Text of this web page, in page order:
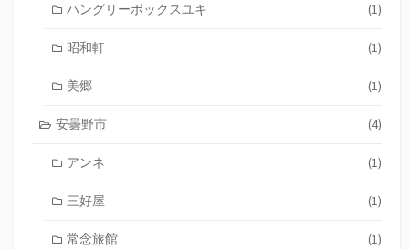
ハングリーボックスユキ (1)
昭和軒 (1)
美郷 (1)
安曇野市 (4)
アンネ (1)
三好屋 (1)
常念旅館 (1)